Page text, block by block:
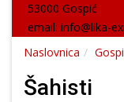
53000 Gospić
email: info@lika-
Naslovnica
Šahisti